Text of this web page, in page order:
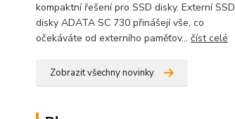
kompaktní řešení pro SSD disky. Externí SSD
disky ADATA SC 730 přinášejí vše, co
očekáváte od externího paměťov...číst celé
Zobrazit všechny novinky